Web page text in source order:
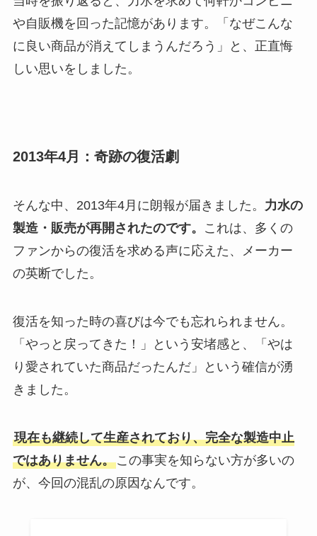
や自販機を回った記憶があります。「なぜこんな
に良い商品が消えてしまうんだろう」と、正直悔
しい思いをしました。
2013年4月：奇跡の復活劇
そんな中、2013年4月に朗報が届きました。 力水の
製造・販売が再開されたのです。
これは、多くの
ファンからの復活を求める声に応えた、メーカー
の英断でした。
復活を知った時の喜びは今でも忘れられません。
「やっと戻ってきた！」という安堵感と、「やは
り愛されていた商品だったんだ」という確信が湧
きました。
現在も継続して生産されており、完全な製造中止
ではありません。この事実を知らない方が多いの
が、今回の混乱の原因なんです。